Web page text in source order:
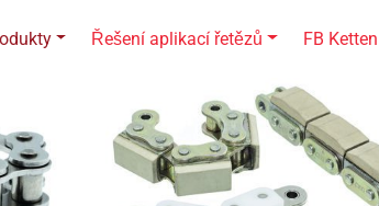
Řešení aplikací řetězů FB Ketten